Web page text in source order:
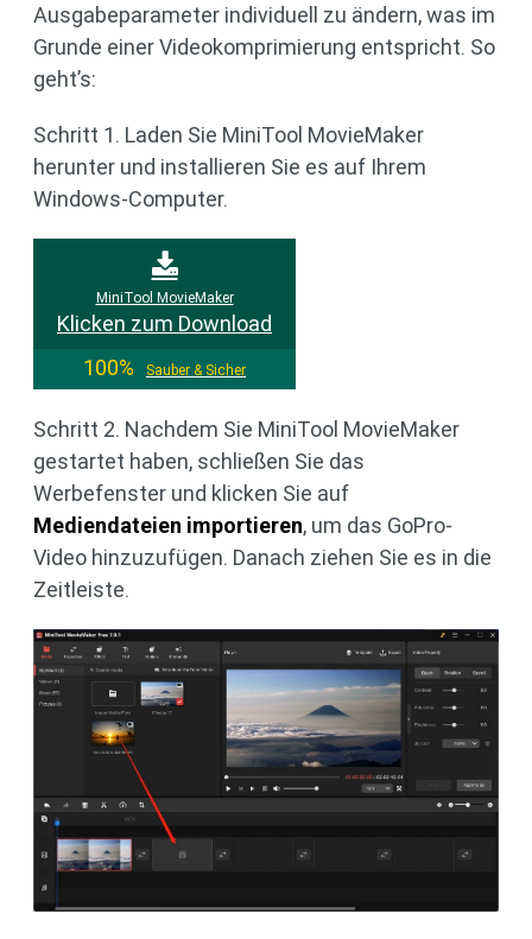
Ausgabeparameter individuell zu ändern, was im
Grunde einer Videokomprimierung entspricht. So
geht’s:
Schritt 1. Laden Sie MiniTool MovieMaker
herunter und installieren Sie es auf Ihrem
Windows-Computer.
MiniTool MovieMaker
Klicken zum Download
100%
Sauber & Sicher
Schritt 2. Nachdem Sie MiniTool MovieMaker
gestartet haben, schließen Sie das
Werbefenster und klicken Sie auf
Mediendateien importieren, um das GoPro-
Video hinzuzufügen. Danach ziehen Sie es in die
Zeitleiste.